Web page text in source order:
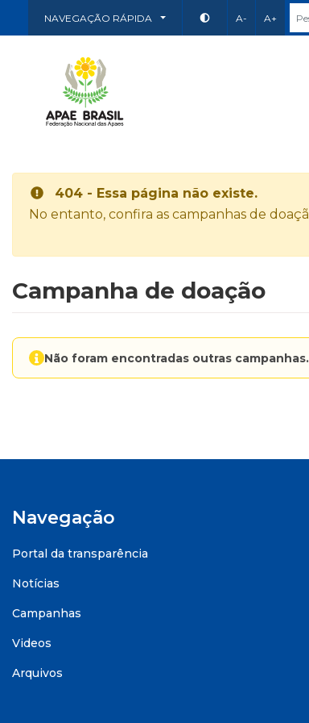
NAVEGAÇÃO RÁPIDA A- A+
404 - Essa página não existe.
No entanto, confira as campanhas de
Campanha de doação
Não foram encontradas outras campanhas.
Navegação
Portal da transparência
Notícias
Campanhas
Videos
Arquivos